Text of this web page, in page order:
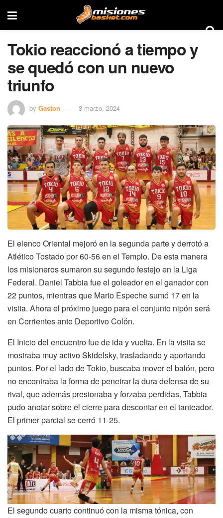
Tokio reaccionó a tiempo y
se quedó con un nuevo
triunfo
by Gaston 3 marzo, 2024
El elenco Oriental mejoró en la segunda parte y derrotó a
Atlético Tostado por 60-56 en el Templo. De esta manera
los misioneros sumaron su segundo festejo en la Liga
Federal. Daniel Tabbia fue el goleador en el ganador con
22 puntos, mientras que Mario Espeche sumó 17 en la
visita. Ahora el próximo juego para el conjunto nipón será
en Corrientes ante Deportivo Colón.
El Inicio del encuentro fue de ida y vuelta. En la visita se
mostraba muy activo Skidelsky, trasladando y aportando
puntos. Por el lado de Tokio, buscaba mover el balón, pero
no encontraba la forma de penetrar la dura defensa de su
rival, que además presionaba y forzaba perdidas. Tabbia
pudo anotar sobre el cierre para descontar en el tanteador.
El primer parcial se cerró 11-25.
El segundo cuarto continuó con la misma tónica, con